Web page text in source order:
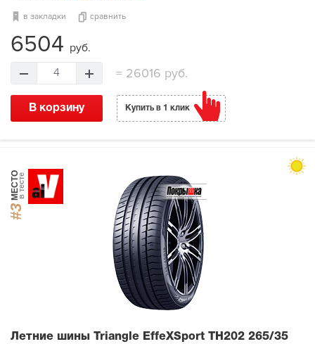
в закладки сравнить
6504 руб.
4 =26016 руб.
В корзину Купить в 1 клик
#3
МЕСТОв тесте
Летние шины Triangle EffeXSport TH202 265/35